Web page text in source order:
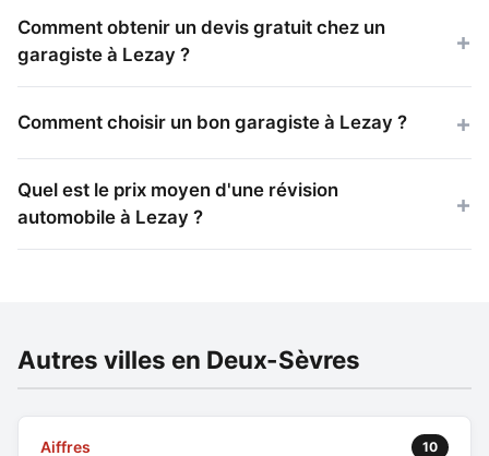
Comment obtenir un devis gratuit chez un
garagiste à Lezay ?
Comment choisir un bon garagiste à Lezay ?
Quel est le prix moyen d'une révision
automobile à Lezay ?
Autres villes en Deux-Sèvres
Aiffres 10